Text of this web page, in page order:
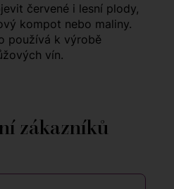
červené i lesní plody,
kompot nebo maliny.
používá k výrobě
vín.
zákazníků